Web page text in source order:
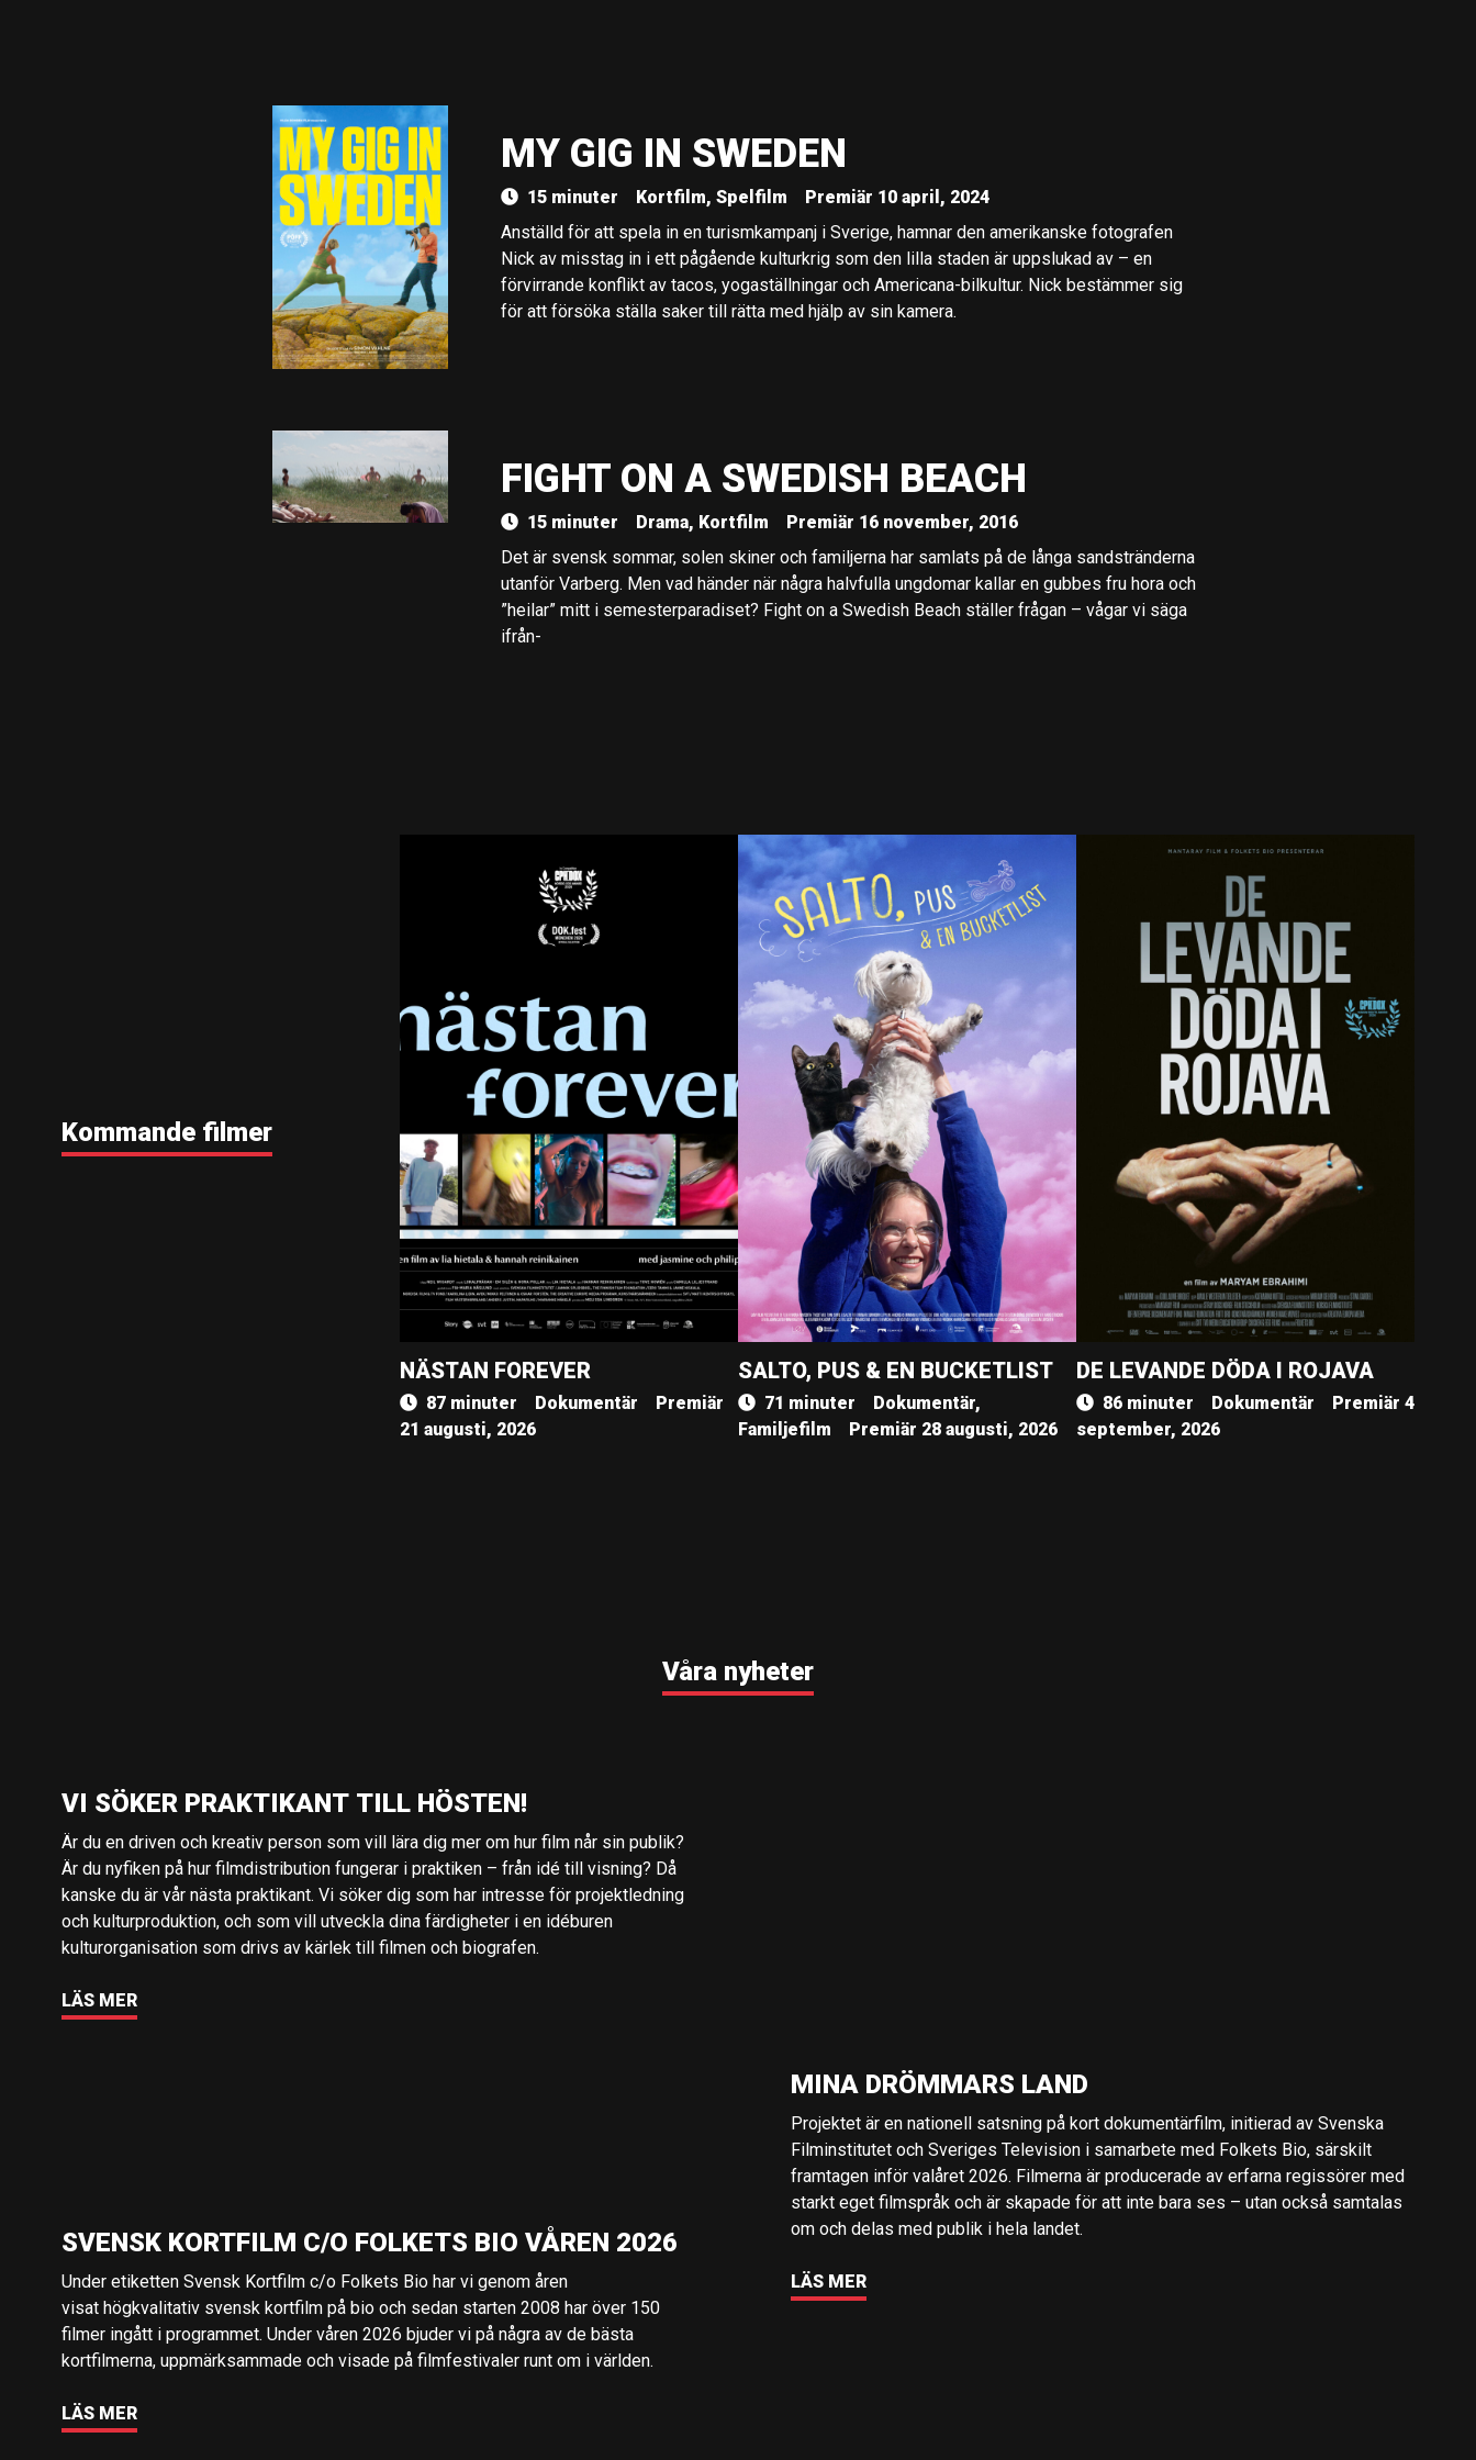
MY GIG IN SWEDEN
15 minuter Kortfilm, Spelfilm
Premiär 10 april, 2024
Anställd för att spela in en turismkampanj i Sverige, hamnar den amerikanske fotografen
Nick av misstag in i ett pågående kulturkrig som den lilla staden är uppslukad av – en
förvirrande konflikt av tacos, yogaställningar och Americana-bilkultur. Nick bestämmer sig
för att försöka ställa saker till rätta med hjälp av sin kamera.
FIGHT ON A SWEDISH BEACH
15 minuter Drama, Kortfilm
Premiär 16 november, 2016
Det är svensk sommar, solen skiner och familjerna har samlats på de långa sandstränderna
utanför Varberg. Men vad händer när några halvfulla ungdomar kallar en gubbes fru hora och
”heilar” mitt i semesterparadiset? Fight on a Swedish Beach ställer frågan – vågar vi säga
ifrån-
Kommande filmer
NÄSTAN FOREVER
87 minuter Dokumentär
Premiär
21 augusti, 2026
SALTO, PUS & EN BUCKETLIST
71 minuter
Dokumentär,
Familjefilm
Premiär 28 augusti, 2026
DE LEVANDE DÖDA I ROJAVA
86 minuter Dokumentär
Premiär 4
september, 2026
Våra nyheter
VI SÖKER PRAKTIKANT TILL HÖSTEN!
Är du en driven och kreativ person som vill lära dig mer om hur film når sin publik?
Är du nyfiken på hur filmdistribution fungerar i praktiken – från idé till visning? Då
kanske du är vår nästa praktikant. Vi söker dig som har intresse för projektledning
och kulturproduktion, och som vill utveckla dina färdigheter i en idéburen
kulturorganisation som drivs av kärlek till filmen och biografen.
LÄS MER
MINA DRÖMMARS LAND
Projektet är en nationell satsning på kort dokumentärfilm, initierad av Svenska
Filminstitutet och Sveriges Television i samarbete med Folkets Bio, särskilt
framtagen inför valåret 2026. Filmerna är producerade av erfarna regissörer med
starkt eget filmspråk och är skapade för att inte bara ses – utan också samtalas
om och delas med publik i hela landet.
LÄS MER
SVENSK KORTFILM C/O FOLKETS BIO VÅREN 2026
Under etiketten Svensk Kortfilm c/o Folkets Bio har vi genom åren
visat högkvalitativ svensk kortfilm på bio och sedan starten 2008 har över 150
filmer ingått i programmet. Under våren 2026 bjuder vi på några av de bästa
kortfilmerna, uppmärksammade och visade på filmfestivaler runt om i världen.
LÄS MER